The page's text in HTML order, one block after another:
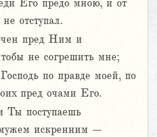
Его предо мною, и от
отступал.
пред Ним и
не согрешить мне;
по правде моей, по
пред очами Его.
Ты поступаешь
искренним –